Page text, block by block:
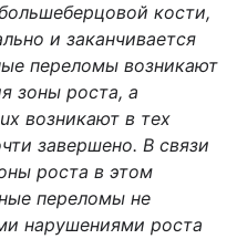
кости,
и заканчивается
переломы возникают
зоны роста, а
возникают в тех
завершено. В связи
роста в этом
переломы не
нарушениями роста